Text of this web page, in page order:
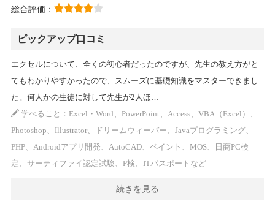
総合評価：
ピックアップ口コミ
エクセルについて、全くの初心者だったのですが、先生の教え方がと
てもわかりやすかったので、スムーズに基礎知識をマスターできまし
た。何人かの生徒に対して先生が2人ほ…
学べること：Excel・Word、PowerPoint、Access、VBA（Excel）、
Photoshop、Illustrator、ドリームウィーバー、Javaプログラミング、
PHP、Androidアプリ開発、AutoCAD、ペイント、MOS、日商PC検
定、サーティファイ認定試験、P検、ITパスポートなど
続きを見る